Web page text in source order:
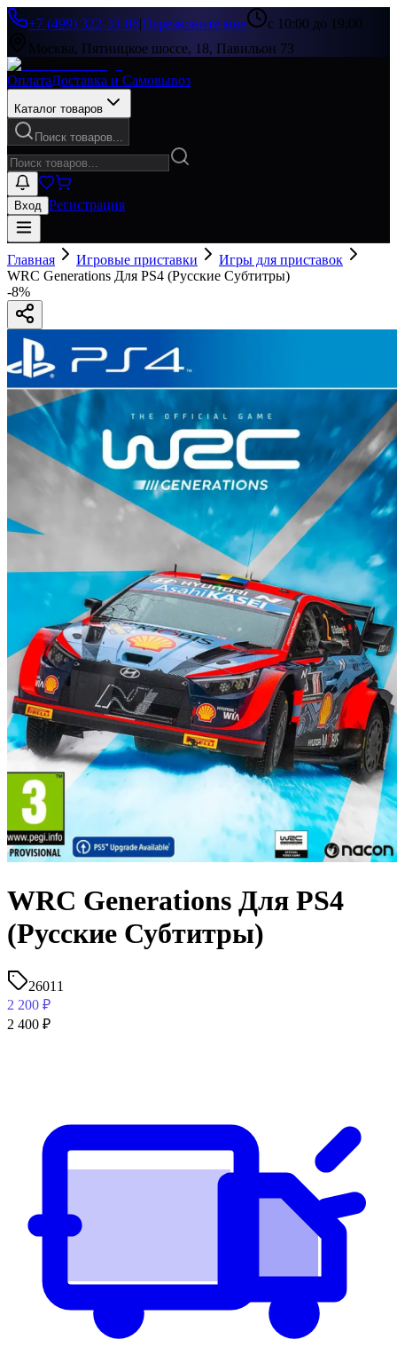
+7 (499) 322-33-86|Перезвоните мне
с 10:00 до 19:00
Москва, Пятницкое шоссе, 18, Павильон 73
ОплатаДоставка и Самовывоз
Каталог товаров
Поиск товаров...
Вход Регистрация
Главная Игровые приставки
Игры для приставок
WRC Generations Для PS4 (Русские Субтитры)
-8%
WRC Generations Для PS4
(Русские Субтитры)
26011
2 200 ₽
2 400 ₽